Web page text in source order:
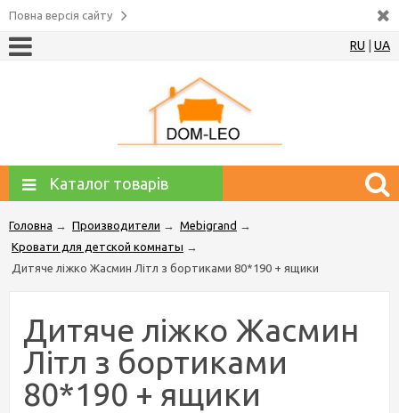
Повна версія сайту
RU UA
Каталог товарів
Головна → Производители → Mebigrand →
Кровати для детской комнаты →
Дитяче ліжко Жасмин Літл з бортиками 80*190 + ящики
Дитяче ліжко Жасмин
Літл з бортиками
80*190 + ящики